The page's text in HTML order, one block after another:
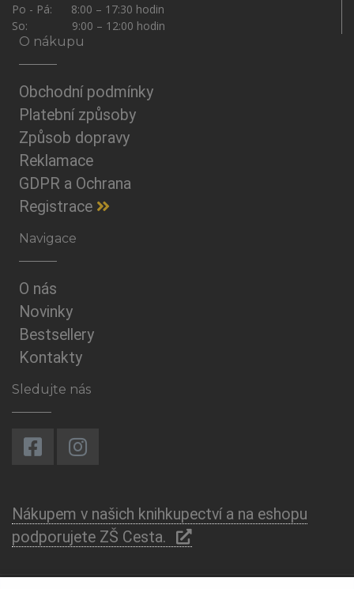
Po - Pá: 8:00 – 17:30 hodin
So: 9:00 – 12:00 hodin
O nákupu
Obchodní podmínky
Platební způsoby
Způsob dopravy
Reklamace
GDPR a Ochrana
Registrace
Navigace
O nás
Novinky
Bestsellery
Kontakty
Sledujte nás
Nákupem v našich knihkupectví a na eshopu
podporujete ZŠ Cesta.